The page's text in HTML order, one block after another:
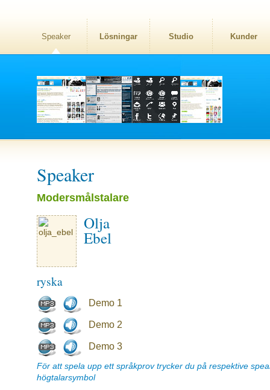
Speaker Lösningar Studio Kunder
Speaker
Modersmålstalare
Olja
Ebel
ryska
Demo 1
Demo 2
Demo 3
För att spela upp ett språkprov trycker du på respektive
högtalarsymbol